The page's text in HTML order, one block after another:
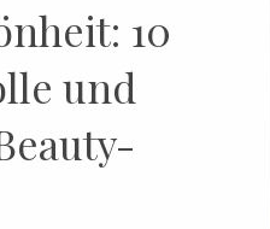
10
und